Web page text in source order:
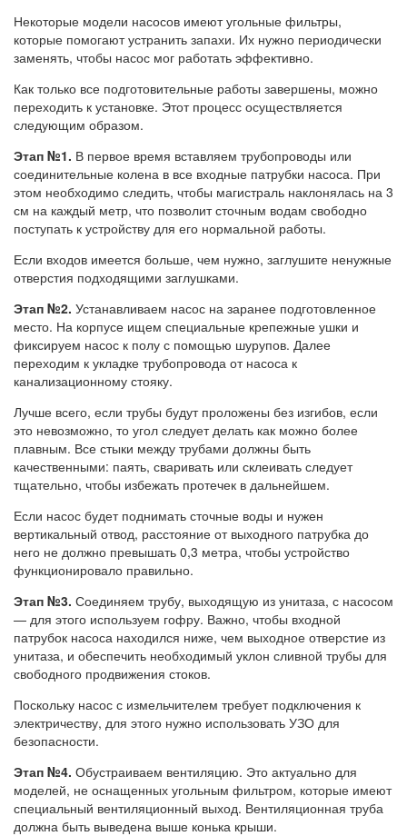
Некоторые модели насосов имеют угольные фильтры,
которые помогают устранить запахи. Их нужно периодически
заменять, чтобы насос мог работать эффективно.
Как только все подготовительные работы завершены, можно
переходить к установке. Этот процесс осуществляется
следующим образом.
Этап №1. В первое время вставляем трубопроводы или
соединительные колена в все входные патрубки насоса. При
этом необходимо следить, чтобы магистраль наклонялась на 3
см на каждый метр, что позволит сточным водам свободно
поступать к устройству для его нормальной работы.
Если входов имеется больше, чем нужно, заглушите ненужные
отверстия подходящими заглушками.
Этап №2. Устанавливаем насос на заранее подготовленное
место. На корпусе ищем специальные крепежные ушки и
фиксируем насос к полу с помощью шурупов. Далее
переходим к укладке трубопровода от насоса к
канализационному стояку.
Лучше всего, если трубы будут проложены без изгибов, если
это невозможно, то угол следует делать как можно более
плавным. Все стыки между трубами должны быть
качественными: паять, сваривать или склеивать следует
тщательно, чтобы избежать протечек в дальнейшем.
Если насос будет поднимать сточные воды и нужен
вертикальный отвод, расстояние от выходного патрубка до
него не должно превышать 0,3 метра, чтобы устройство
функционировало правильно.
Этап №3. Соединяем трубу, выходящую из унитаза, с насосом
— для этого используем гофру. Важно, чтобы входной
патрубок насоса находился ниже, чем выходное отверстие из
унитаза, и обеспечить необходимый уклон сливной трубы для
свободного продвижения стоков.
Поскольку насос с измельчителем требует подключения к
электричеству, для этого нужно использовать УЗО для
безопасности.
Этап №4. Обустраиваем вентиляцию. Это актуально для
моделей, не оснащенных угольным фильтром, которые имеют
специальный вентиляционный выход. Вентиляционная труба
должна быть выведена выше конька крыши.